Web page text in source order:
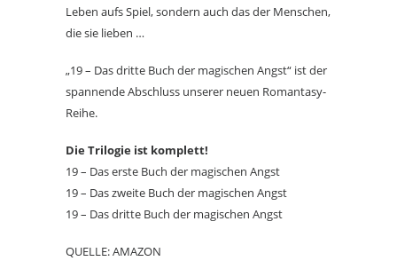
Leben aufs Spiel, sondern auch das der Menschen,
die sie lieben …
„19 – Das dritte Buch der magischen Angst“ ist der
spannende Abschluss unserer neuen Romantasy-
Reihe.
Die Trilogie ist komplett!
19 – Das erste Buch der magischen Angst
19 – Das zweite Buch der magischen Angst
19 – Das dritte Buch der magischen Angst
QUELLE: AMAZON